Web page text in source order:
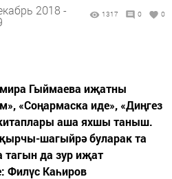
2018 -
1317 0 0
Гыймаева иҗатны
«Соңармаска иде», «Диңгез
китаплары аша яхшы таныш.
шагыйрә буларак та
да зур иҗат
Филүс Каһиров